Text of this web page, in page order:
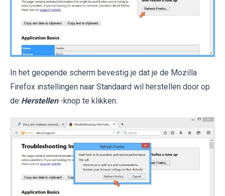
In het geopende scherm bevestig je dat je de Mozilla
Firefox instellingen naar Standaard wil herstellen door op
de Herstellen -knop te klikken.